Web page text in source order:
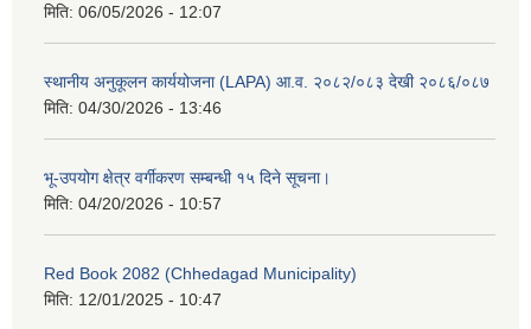
मिति: 06/05/2026 - 12:07
स्थानीय अनुकूलन कार्ययोजना (LAPA) आ.व. २०८२/०८३ देखी २०८६/०८७
मिति: 04/30/2026 - 13:46
भू-उपयोग क्षेत्र वर्गीकरण सम्बन्धी १५ दिने सूचना।
मिति: 04/20/2026 - 10:57
Red Book 2082 (Chhedagad Municipality)
मिति: 12/01/2025 - 10:47